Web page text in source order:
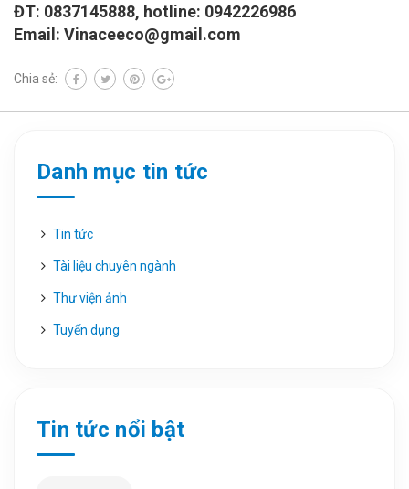
ĐT: 0837145888, hotline: 0942226986
Email: Vinaceeco@gmail.com
Chia sẻ:
Danh mục tin tức
Tin tức
Tài liệu chuyên ngành
Thư viện ảnh
Tuyển dụng
Tin tức nổi bật